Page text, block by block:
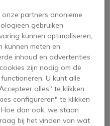
factoren
partners anonieme
gebruiken
kunnen optimaliseren,
kunnen meten en
inhoud en advertenties
zijn nodig om de
U kunt alle
alles" te klikken
configureren" te klikken
dan ook, we staan
bij het vinden van wat